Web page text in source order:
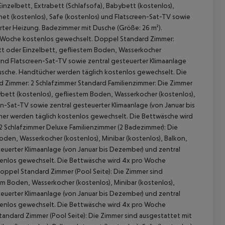
Extrabett (Schlafsofa), Babybett (kostenlos),
(kostenlos), Safe (kostenlos) und Flatscreen-Sat-TV sowie
Heizung. Badezimmer mit Dusche (Größe: 26 m²).
kostenlos gewechselt. Doppel Standard Zimmer:
oder Einzelbett, gefliestem Boden, Wasserkocher
Flatscreen-Sat-TV sowie zentral gesteuerter Klimaanlage
Handtücher werden täglich kostenlos gewechselt. Die
2 Schlafzimmer Standard Familienzimmer: Die Zimmer
(kostenlos), gefliestem Boden, Wasserkocher (kostenlos),
TV sowie zentral gesteuerter Klimaanlage (von Januar bis
werden täglich kostenlos gewechselt. Die Bettwäsche wird
Deluxe Familienzimmer (2 Badezimmer): Die
Wasserkocher (kostenlos), Minibar (kostenlos), Balkon,
Klimaanlage (von Januar bis Dezember) und zentral
gewechselt. Die Bettwäsche wird 4x pro Woche
Standard Zimmer (Pool Seite): Die Zimmer sind
Wasserkocher (kostenlos), Minibar (kostenlos),
Klimaanlage (von Januar bis Dezember) und zentral
gewechselt. Die Bettwäsche wird 4x pro Woche
Zimmer (Pool Seite): Die Zimmer sind ausgestattet mit
akzeptieren